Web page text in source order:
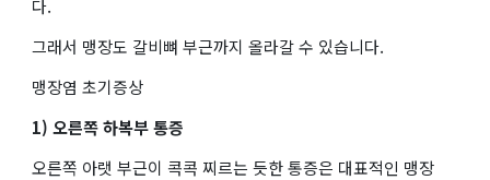
다.
그래서 맹장도 갈비뼈 부근까지 올라갈 수 있습니다.
맹장염 초기증상
1) 오른쪽 하복부 통증
오른쪽 아랫 부근이 콕콕 찌르는 듯한 통증은 대표적인 맹장